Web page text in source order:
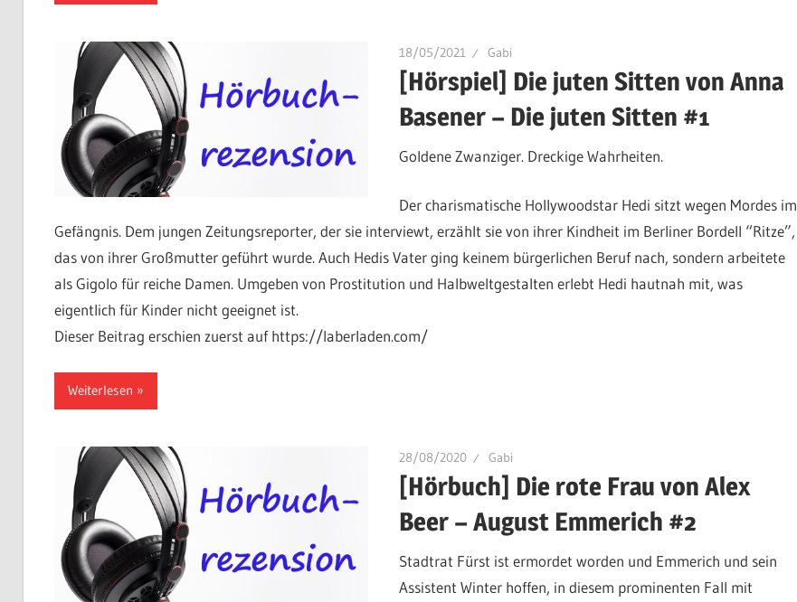
18/05/2021 Gabi
[Hörspiel] Die juten Sitten von Anna
Basener – Die juten Sitten #1
Goldene Zwanziger. Dreckige Wahrheiten.
Der charismatische Hollywoodstar Hedi sitzt wegen Mordes im
Gefängnis. Dem jungen Zeitungsreporter, der sie interviewt, erzählt sie von ihrer Kindheit im Berliner Bordell “Ritze”,
das von ihrer Großmutter geführt wurde. Auch Hedis Vater ging keinem bürgerlichen Beruf nach, sondern arbeitete
als Gigolo für reiche Damen. Umgeben von Prostitution und Halbweltgestalten erlebt Hedi hautnah mit, was
eigentlich für Kinder nicht geeignet ist.
Dieser Beitrag erschien zuerst auf https://laberladen.com/
Weiterlesen
28/08/2020 Gabi
[Hörbuch] Die rote Frau von Alex
Beer – August Emmerich #2
Stadtrat Fürst ist ermordet worden und Emmerich und sein
Assistent Winter hoffen, in diesem prominenten Fall mit